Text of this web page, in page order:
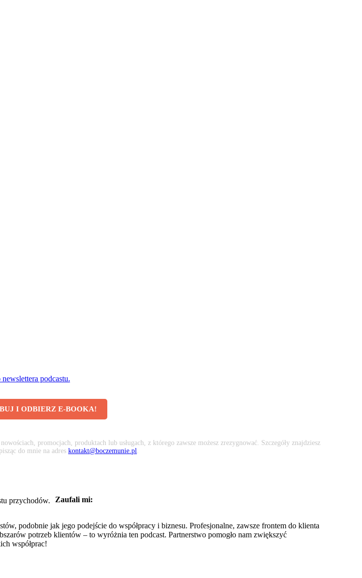
I ODBIERZ E-BOOKA!
promocjach, produktach lub usługach, z którego zawsze możesz zrezygnować. Szczegóły znajdziesz
do mnie na adres kontakt@boczemunie.pl.
Zaufali mi:
podobnie jak jego podejście do współpracy i biznesu. Profesjonalne, zawsze frontem do klienta
potrzeb klientów – to wyróżnia ten podcast. Partnerstwo pomogło nam zwiększyć
współprac!